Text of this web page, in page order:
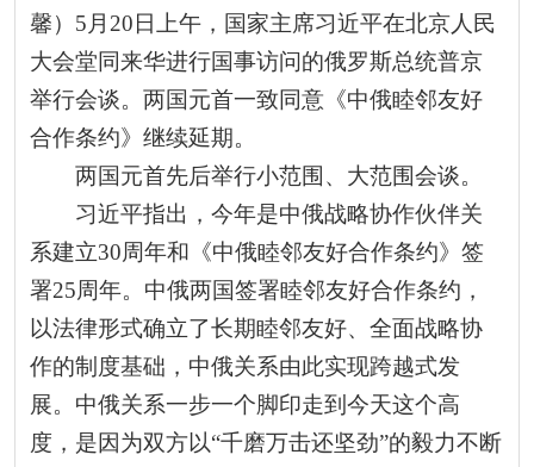
馨）5月20日上午，国家主席习近平在北京人民
大会堂同来华进行国事访问的俄罗斯总统普京
举行会谈。两国元首一致同意《中俄睦邻友好
合作条约》继续延期。
两国元首先后举行小范围、大范围会谈。
习近平指出，今年是中俄战略协作伙伴关
系建立30周年和《中俄睦邻友好合作条约》签
署25周年。中俄两国签署睦邻友好合作条约，
以法律形式确立了长期睦邻友好、全面战略协
作的制度基础，中俄关系由此实现跨越式发
展。中俄关系一步一个脚印走到今天这个高
度，是因为双方以“千磨万击还坚劲”的毅力不断